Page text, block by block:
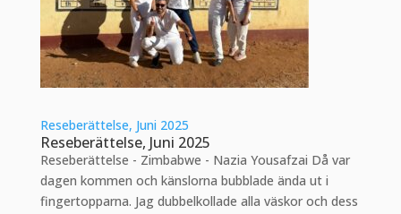
Reseberättelse, Juni 2025
Reseberättelse, Juni 2025
Reseberättelse - Zimbabwe - Nazia Yousafzai Då var
dagen kommen och känslorna bubblade ända ut i
fingertopparna. Jag dubbelkollade alla väskor och dess